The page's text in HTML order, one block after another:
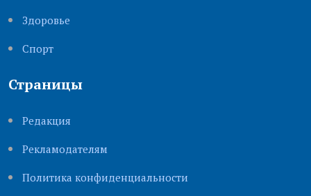
Здоровье
Cпорт
Страницы
Редакция
Рекламодателям
Политика конфиденциальности